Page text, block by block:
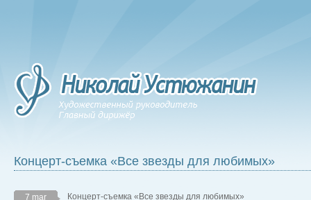
Концерт-съемка «Все звезды для любимых»
7 mar
Концерт-съемка «Все звезды для любимых»